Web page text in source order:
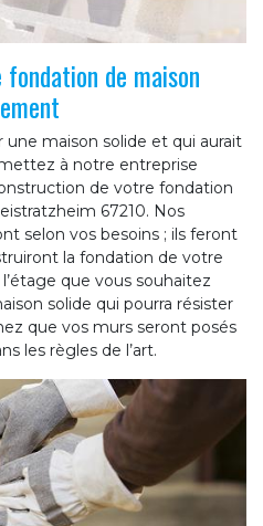
de maison
une maison solide et qui aurait
à notre entreprise
de votre fondation
67210. Nos
selon vos besoins ; ils feront
la fondation de votre
que vous souhaitez
solide qui pourra résister
que vos murs seront posés
les règles de l’art.